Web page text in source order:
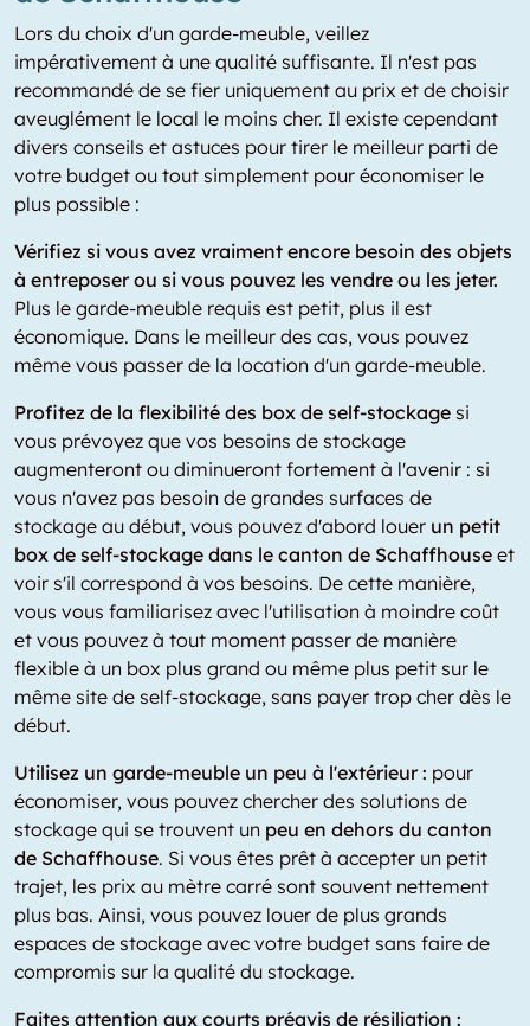
Lors du choix d'un garde-meuble, veillez
impérativement à une qualité suffisante. Il n'est pas
recommandé de se fier uniquement au prix et de choisir
aveuglément le local le moins cher. Il existe cependant
divers conseils et astuces pour tirer le meilleur parti de
votre budget ou tout simplement pour économiser le
plus possible :
Vérifiez si vous avez vraiment encore besoin des objets
à entreposer ou si vous pouvez les vendre ou les jeter.
Plus le garde-meuble requis est petit, plus il est
économique. Dans le meilleur des cas, vous pouvez
même vous passer de la location d'un garde-meuble.
Profitez de la flexibilité des box de self-stockage si
vous prévoyez que vos besoins de stockage
augmenteront ou diminueront fortement à l'avenir : si
vous n'avez pas besoin de grandes surfaces de
stockage au début, vous pouvez d'abord louer un petit
box de self-stockage dans le canton de Schaffhouse et
voir s'il correspond à vos besoins. De cette manière,
vous vous familiarisez avec l'utilisation à moindre coût
et vous pouvez à tout moment passer de manière
flexible à un box plus grand ou même plus petit sur le
même site de self-stockage, sans payer trop cher dès le
début.
Utilisez un garde-meuble un peu à l'extérieur : pour
économiser, vous pouvez chercher des solutions de
stockage qui se trouvent un peu en dehors du canton
de Schaffhouse. Si vous êtes prêt à accepter un petit
trajet, les prix au mètre carré sont souvent nettement
plus bas. Ainsi, vous pouvez louer de plus grands
espaces de stockage avec votre budget sans faire de
compromis sur la qualité du stockage.
Faites attention aux courts préavis de résiliation :